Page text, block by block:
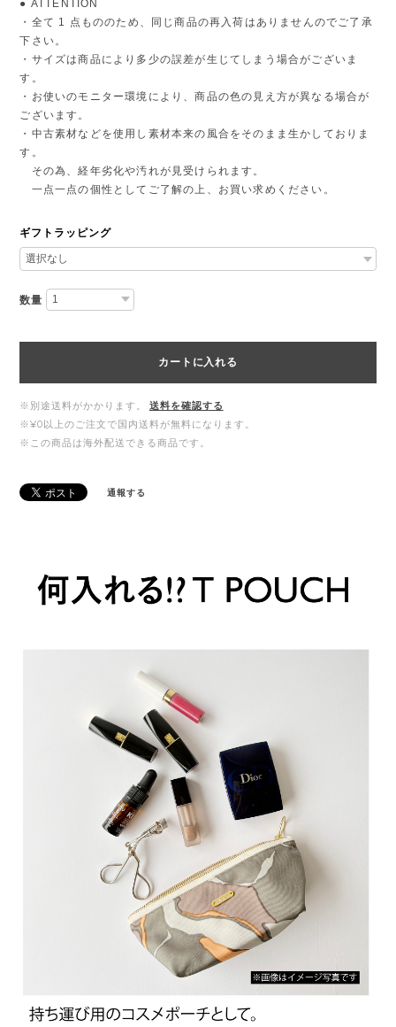
● ATTENTION
・全て 1 点もののため、同じ商品の再入荷はありませんのでご了承
下さい。
・サイズは商品により多少の誤差が生じてしまう場合がございま
す。
・お使いのモニター環境により、商品の色の見え方が異なる場合が
ございます。
・中古素材などを使用し素材本来の風合をそのまま生かしておりま
す。
その為、経年劣化や汚れが見受けられます。
一点一点の個性としてご了解の上、お買い求めください。
ギフトラッピング
数量
カートに入れる
※別途送料がかかります。
送料を確認する
※¥0以上のご注文で国内送料が無料になります。
※この商品は海外配送できる商品です。
通報する